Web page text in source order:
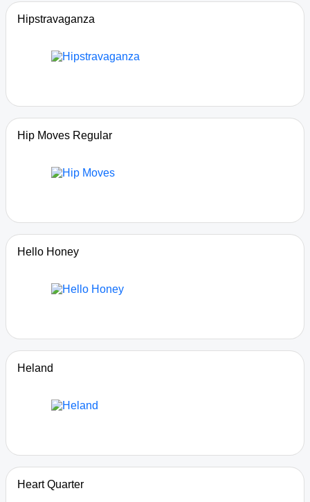
Hipstravaganza
Hip Moves Regular
Hello Honey
Heland
Heart Quarter